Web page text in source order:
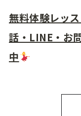
無料体験レッ
話・LINE・お
中